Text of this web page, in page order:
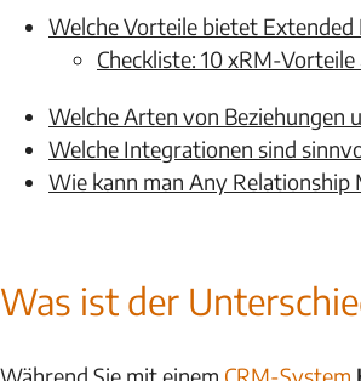
Welche Vorteile bietet
Checkliste: 10 xRM-
Welche Arten von Beziehungen
Welche Integrationen sind
Wie kann man Any Relationship
Was ist der